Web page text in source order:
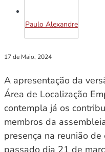
Paulo Alexandre
17 de Maio, 2024
A apresentação da
Área de Localização
contempla já os
membros da
presença na reunião
passado dia 21 de